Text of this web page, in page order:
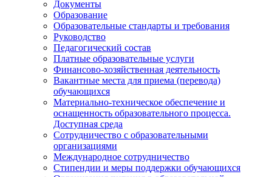
Документы
Образование
Образовательные стандарты и требования
Руководство
Педагогический состав
Платные образовательные услуги
Финансово-хозяйственная деятельность
Вакантные места для приема (перевода)
обучающихся
Материально-техническое обеспечение и
оснащенность образовательного процесса.
Доступная среда
Сотрудничество с образовательными
организациями
Международное сотрудничество
Стипендии и меры поддержки обучающихся